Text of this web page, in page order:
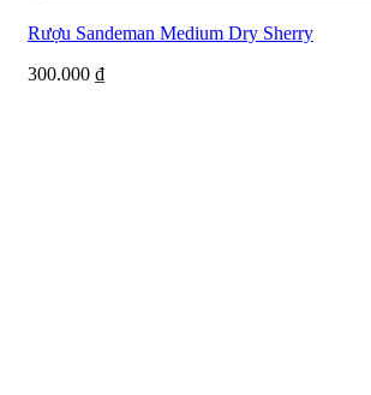
Rượu Sandeman Medium Dry Sherry
300.000 ₫